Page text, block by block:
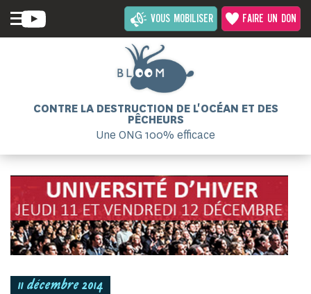
CONTRE LA DESTRUCTION DE L'OCÉAN ET DES
PÊCHEURS
Une ONG 100% efficace
VOUS MOBILISER FAIRE UN DON
11 décembre 2014